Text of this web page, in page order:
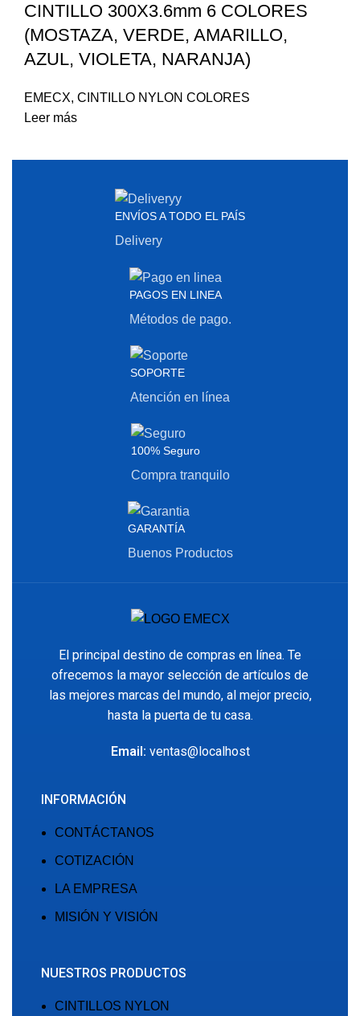
CINTILLO 300X3.6mm 6 COLORES
(MOSTAZA, VERDE, AMARILLO,
AZUL, VIOLETA, NARANJA)
EMECX, CINTILLO NYLON COLORES
Leer más
ENVÍOS A TODO EL PAÍS
Delivery
PAGOS EN LINEA
Métodos de pago.
SOPORTE
Atención en línea
100% Seguro
Compra tranquilo
GARANTÍA
Buenos Productos
El principal destino de compras en línea. Te
ofrecemos la mayor selección de artículos de
las mejores marcas del mundo, al mejor precio,
hasta la puerta de tu casa.
Email: ventas@localhost
INFORMACIÓN
CONTÁCTANOS
COTIZACIÓN
LA EMPRESA
MISIÓN Y VISIÓN
NUESTROS PRODUCTOS
CINTILLOS NYLON